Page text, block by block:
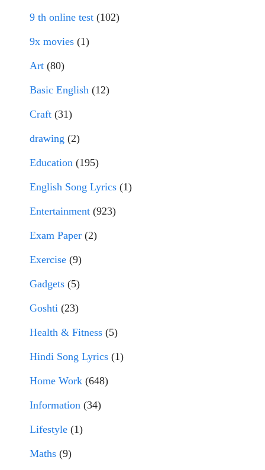
9 th online test (102)
9x movies (1)
Art (80)
Basic English (12)
Craft (31)
drawing (2)
Education (195)
English Song Lyrics (1)
Entertainment (923)
Exam Paper (2)
Exercise (9)
Gadgets (5)
Goshti (23)
Health & Fitness (5)
Hindi Song Lyrics (1)
Home Work (648)
Information (34)
Lifestyle (1)
Maths (9)